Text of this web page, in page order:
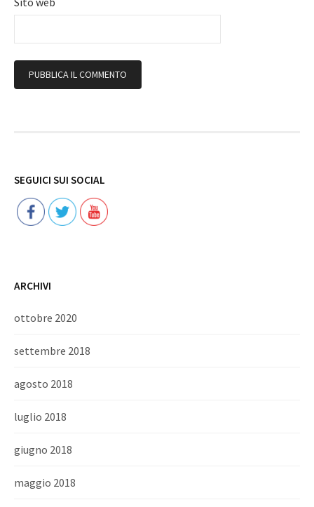
SEGUICI SUI SOCIAL
ARCHIVI
ottobre 2020
settembre 2018
agosto 2018
luglio 2018
giugno 2018
maggio 2018